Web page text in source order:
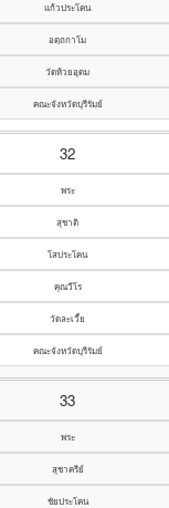
แก้วประโคน
อตฺถกาโม
วัดห้วยอุดม
คณะจังหวัดบุรีรัมย์
32
พระ
สุชาติ
โสประโคน
คุณวีโร
วัดละเวี้ย
คณะจังหวัดบุรีรัมย์
33
พระ
สุชาครีย์
ชัยประโคน